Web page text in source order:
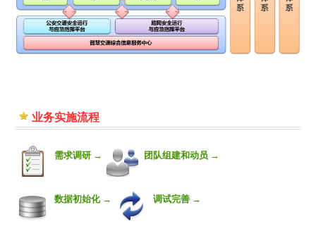
业务实施流程
需求调研 → 团队组建和动员 →
数据初始化 → 调试完善 →